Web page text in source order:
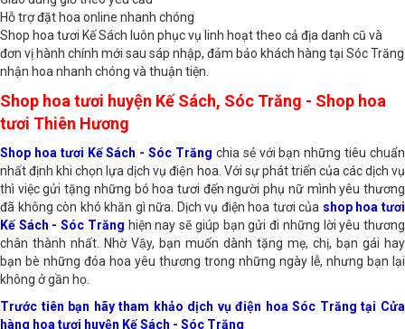
Giao đúng giờ theo yêu cầu
Hỗ trợ đặt hoa online nhanh chóng
Shop hoa tươi Kế Sách luôn phục vụ linh hoạt theo cả địa danh cũ và
đơn vị hành chính mới sau sáp nhập, đảm bảo khách hàng tại Sóc Trăng
nhận hoa nhanh chóng và thuận tiện.
Shop hoa tươi huyện Kế Sách, Sóc Trăng - Shop hoa
tươi Thiên Hương
Shop hoa tươi Kế Sách - Sóc Trăng chia sẻ với bạn những tiêu chuẩn
nhất định khi chọn lựa dịch vụ điện hoa. Với sự phát triển của các dịch vụ
thì việc gửi tặng những bó hoa tươi đến người phụ nữ mình yêu thương
đã không còn khó khăn gì nữa. Dịch vụ điện hoa tươi của shop hoa tươi
Kế Sách - Sóc Trăng hiện nay sẽ giúp bạn gửi đi những lời yêu thương
chân thành nhất. Nhờ Vậy, bạn muốn dành tặng mẹ, chị, bạn gái hay
bạn bè những đóa hoa yêu thương trong những ngày lễ, nhưng bạn lại
không ở gần họ.
Trước tiên bạn hãy tham khảo dịch vụ điện hoa Sóc Trăng tại Cửa